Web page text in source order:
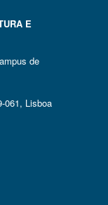
E
de
061, Lisboa